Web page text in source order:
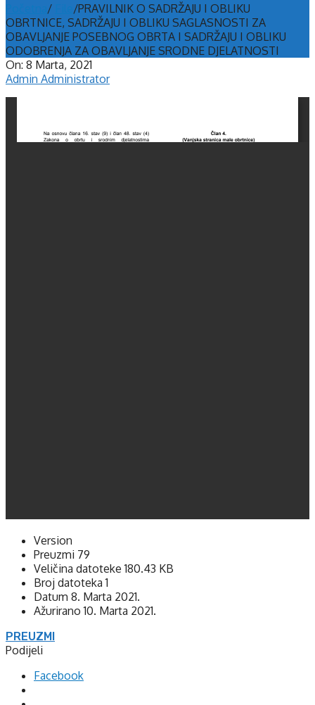
/ /PRAVILNIK O SADRŽAJU I OBLIKU
OBRTNICE, SADRŽAJU I OBLIKU SAGLASNOSTI ZA
OBAVLJANJE POSEBNOG OBRTA I SADRŽAJU I OBLIKU
ODOBRENJA ZA OBAVLJANJE SRODNE DJELATNOSTI
On: 8 Marta, 2021
Admin Administrator
Version
Preuzmi 79
Veličina datoteke180.43 KB
Broj datoteka1
Datum 8. Marta 2021.
Ažurirano10. Marta 2021.
PREUZMI
Podijeli
Facebook